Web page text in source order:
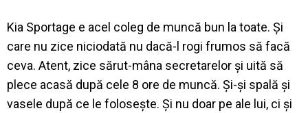
Kia Sportage e acel coleg de muncă bun la toate. Și
care nu zice niciodată nu dacă-l rogi frumos să facă
ceva. Atent, zice sărut-mâna secretarelor și uită să
plece acasă după cele 8 ore de muncă. Și-și spală și
vasele după ce le folosește. Și nu doar pe ale lui, ci și